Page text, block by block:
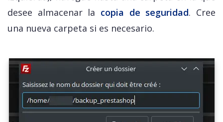
desee almacenar la copia de seguridad. Cree
una nueva carpeta si es necesario.